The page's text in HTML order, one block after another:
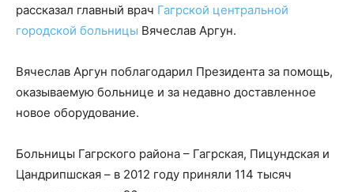
рассказал главный врач Гагрской центральной
городской больницы Вячеслав Аргун.
Вячеслав Аргун поблагодарил Президента за помощь,
оказываемую больнице и за недавно доставленное
новое оборудование.
Больницы Гагрского района – Гагрская, Пицундская и
Цандрипшская – в 2012 году приняли 114 тысяч